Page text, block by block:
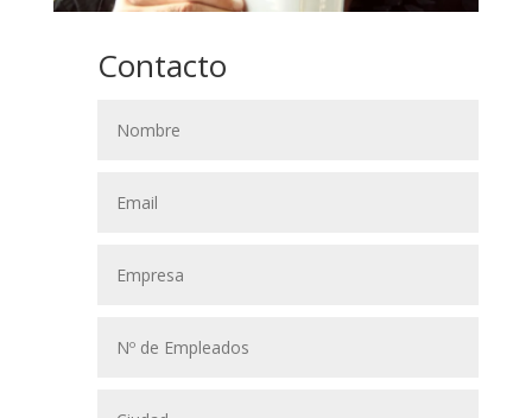
Contacto